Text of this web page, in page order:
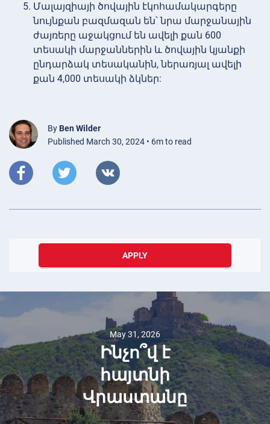
Մալայզիայի ծովային էկոհամակարգերը
նույնքան բազմազան են՝ նրա մարջանային
ժայռերը աջակցում են ավելի քան 600
տեսակի մարջաններին և ծովային կյանքի
ընդարձակ տեսականին, ներառյալ ավելի
քան 4,000 տեսակի ձկներ:
By Ben Wilder
Published March 30, 2024 • 6m to read
APPLY
May 31, 2026
Ինչո՞վ է
հայտնի
Վրաստանը